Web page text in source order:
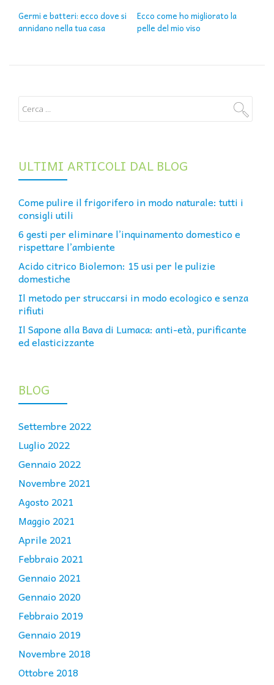
Germi e batteri: ecco dove si
annidano nella tua casa
Ecco come ho migliorato la
pelle del mio viso
ULTIMI ARTICOLI DAL BLOG
Come pulire il frigorifero in modo naturale: tutti i
consigli utili
6 gesti per eliminare l’inquinamento domestico e
rispettare l’ambiente
Acido citrico Biolemon: 15 usi per le pulizie
domestiche
Il metodo per struccarsi in modo ecologico e senza
rifiuti
Il Sapone alla Bava di Lumaca: anti-età, purificante
ed elasticizzante
BLOG
Settembre 2022
Luglio 2022
Gennaio 2022
Novembre 2021
Agosto 2021
Maggio 2021
Aprile 2021
Febbraio 2021
Gennaio 2021
Gennaio 2020
Febbraio 2019
Gennaio 2019
Novembre 2018
Ottobre 2018